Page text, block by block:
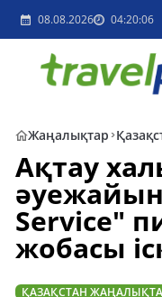
08.08.2026 04:20:06
Жаңалықтар
Ақтау
Service"
жобасы
ҚАЗАҚСТАН